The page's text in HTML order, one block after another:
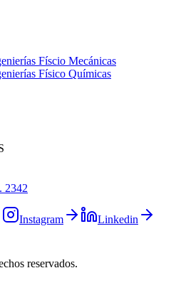
Físcio Mecánicas
Físico Químicas
2342
Instagram
Linkedin
reservados.